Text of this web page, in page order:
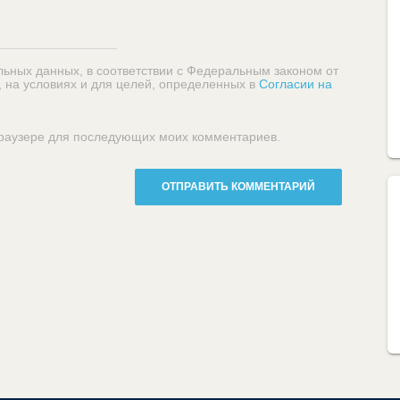
данных, в соответствии с Федеральным законом от
условиях и для целей, определенных в Согласии на
для последующих моих комментариев.